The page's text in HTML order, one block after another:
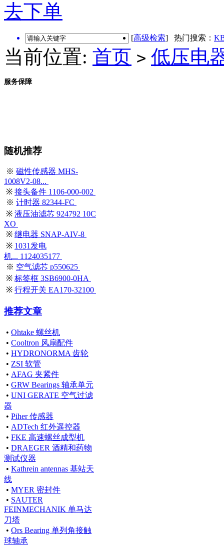
去下单
[高级检索] 热门搜索：
当前位置: 首页 > 低压电
服务保障
随机推荐
※ 磁性传感器 MHS-
1008V2-08...
※ 接头备件 1106-000-002
※ 计时器 82344-FC
※ 液压油滤芯 924792 10C
XO
※ 继电器 SNAP-AIV-8
※ 1031发电
机... 1124035177
※ 空气滤芯 p550625
※ 标签框 3SB6900-0HA
※ 行程开关 EA170-32100
推荐文章
• Ohtake 螺丝机
• Cooltron 风扇配件
• HYDRONORMA 齿轮
• ZSI 软管
• AFAG 夹紧件
• GRW Bearings 轴承单元
• UNI GERATE 空气过滤
器
• Piher 传感器
• ADTech 红外遥控器
• FKE 高速螺丝成型机
• DRAEGER 酒精和药物
测试仪器
• Kathrein antennas 基站天
线
• MYER 密封件
• SAUTER
FEINMECHANIK 单马达
刀塔
• Ors Bearing 单列角接触
球轴承